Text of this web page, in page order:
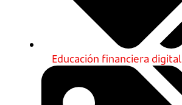
Educación financiera digital